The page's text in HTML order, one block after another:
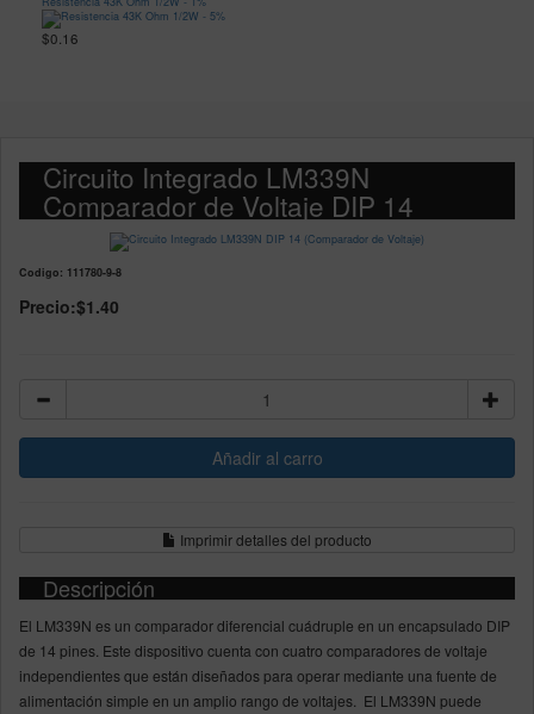
$0.16
Circuito Integrado LM339N
Comparador de Voltaje DIP 14
Codigo: 111780-9-8
Precio:$1.40
Imprimir detalles del producto
Descripción
El LM339N es un comparador diferencial cuádruple en un encapsulado DIP
de 14 pines. Este dispositivo cuenta con cuatro comparadores de voltaje
independientes que están diseñados para operar mediante una fuente de
alimentación simple en un amplio rango de voltajes. El LM339N puede